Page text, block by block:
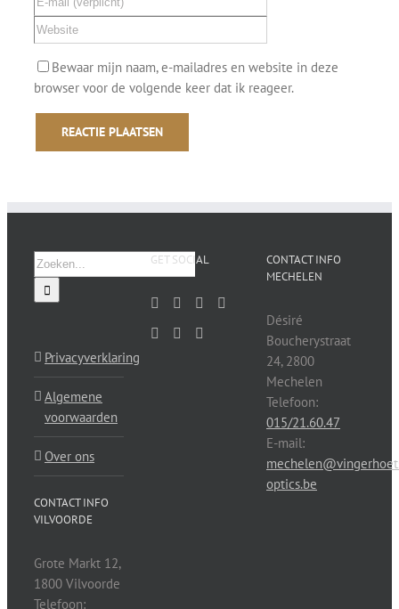
Bewaar mijn naam, e-mailadres en website in deze
browser voor de volgende keer dat ik reageer.
Zoeken
naar:
Privacyverklaring
Algemene
voorwaarden
Over ons
GET SOCIAL
CONTACT INFO
MECHELEN
Désiré
Boucherystraat
24, 2800
Mechelen
Telefoon:
015/21.60.47
E-mail:
optics.be
CONTACT INFO
VILVOORDE
Grote Markt 12,
1800 Vilvoorde
Telefoon: